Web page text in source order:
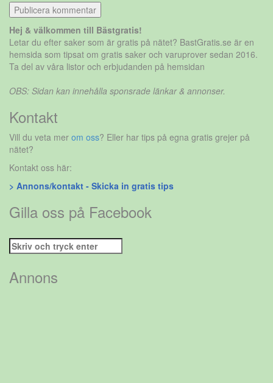
Hej & välkommen till Bästgratis!
Letar du efter saker som är gratis på nätet? BastGratis.se är en
hemsida som tipsat om gratis saker och varuprover sedan 2016.
Ta del av våra listor och erbjudanden på hemsidan
OBS: Sidan kan innehålla sponsrade länkar & annonser.
Kontakt
Vill du veta mer om oss? Eller har tips på egna gratis grejer på
nätet?
Kontakt oss här:
> Annons/kontakt - Skicka in gratis tips
Gilla oss på Facebook
Sök
efter:
Annons